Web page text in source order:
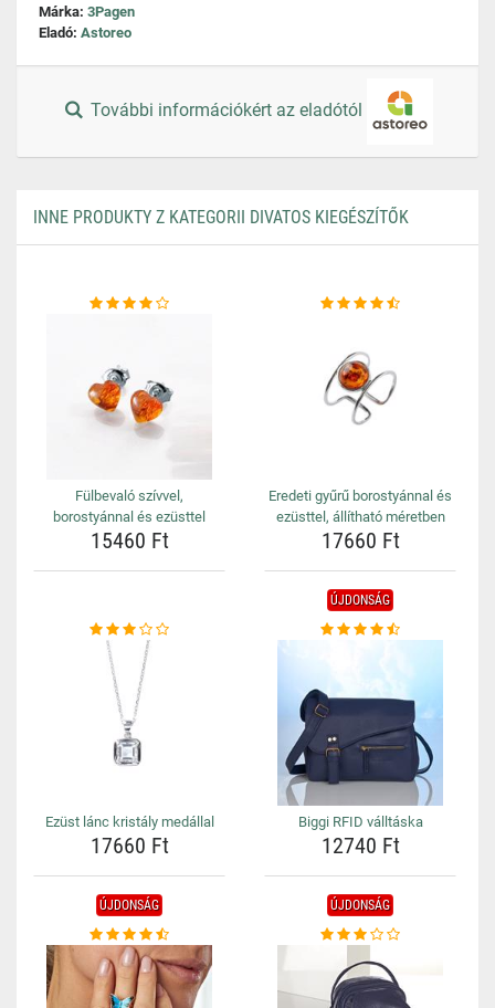
Márka: 3Pagen
Eladó: Astoreo
További információkért az eladótól
INNE PRODUKTY Z KATEGORII DIVATOS KIEGÉSZÍTŐK
Fülbevaló szívvel,
borostyánnal és ezüsttel
15460 Ft
Eredeti gyűrű borostyánnal és
ezüsttel, állítható méretben
17660 Ft
Ezüst lánc kristály medállal
17660 Ft
ÚJDONSÁG
Biggi RFID válltáska
12740 Ft
ÚJDONSÁG ÚJDONSÁG